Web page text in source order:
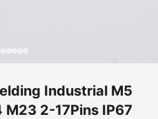
Industrial M5
M23 2-17Pins IP67